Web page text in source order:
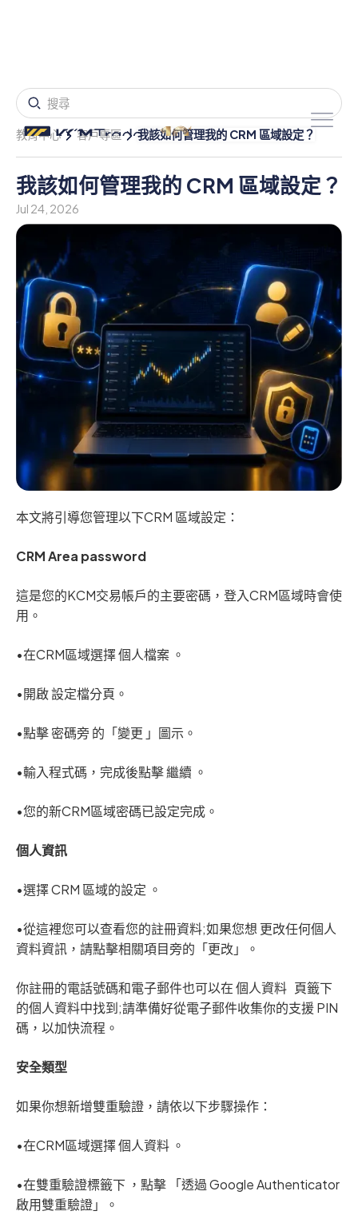
教育中心 客戶專區 我該如何管理我的 CRM 區域設定？
我該如何管理我的 CRM 區域設定？
Jul 24, 2026
本文將引導您管理以下CRM 區域設定：
CRM Area password
這是您的KCM交易帳戶的主要密碼，登入CRM區域時會使
用。
•在CRM區域選擇 個人檔案 。
•開啟 設定檔分頁。
•點擊 密碼旁 的「變更 」圖示。
•輸入程式碼，完成後點擊 繼續 。
•您的新CRM區域密碼已設定完成。
個人資訊
•選擇 CRM 區域的設定 。
•從這裡您可以查看您的註冊資料;如果您想 更改任何個人
資料資訊，請點擊相關項目旁的「更改」。
你註冊的電話號碼和電子郵件也可以在 個人資料 頁籤下
的個人資料中找到;請準備好從電子郵件收集你的支援 PIN
碼，以加快流程。
安全類型
如果你想新增雙重驗證，請依以下步驟操作：
•在CRM區域選擇 個人資料 。
•在雙重驗證標籤下 ，點擊 「透過 Google Authenticator
啟用雙重驗證」。